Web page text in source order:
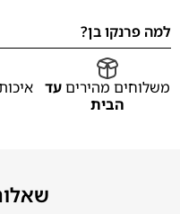
למה פרנקו בן?
משלוחים מהיריםעד
הבית